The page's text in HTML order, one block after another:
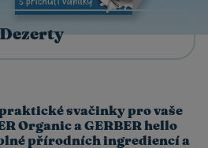
svačinky pro vaše
Organic a GERBER hello
přírodních ingrediencí a